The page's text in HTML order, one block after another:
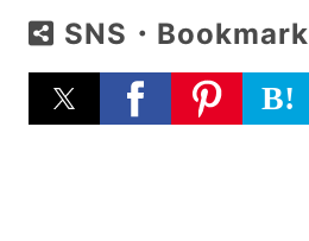
SNS・Bookmark
B!